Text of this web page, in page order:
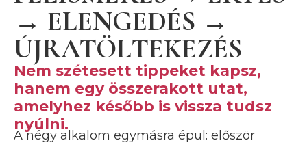
→ ELENGEDÉS →
ÚJRATÖLTEKEZÉS
Nem szétesett tippeket kapsz,
hanem egy összerakott utat,
amelyhez később is vissza tudsz
nyúlni.
A négy alkalom egymásra épül: először